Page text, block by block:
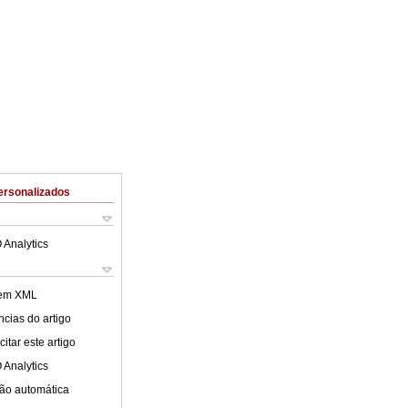
Analytics
XML
do artigo
este artigo
Analytics
automática